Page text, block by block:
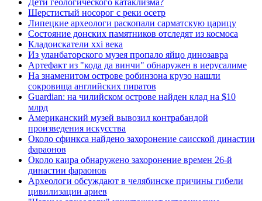
Дети геологического катаклизма?
Шерстистый носорог с реки осетр
Липецкие археологи раскопали сарматскую царицу
Состояние донских памятников отследят из космоса
Кладоискатели xxi века
Из уланбаторского музея пропало яйцо динозавра
Артефакт из "кода да винчи" обнаружен в иерусалиме
На знаменитом острове робинзона крузо нашли
сокровища английских пиратов
Guardian: на чилийском острове найден клад на $10
млрд
Американский музей вывозил контрабандой
произведения искусства
Около сфинкса найдено захоронение саисской династии
фараонов
Около каира обнаружено захоронение времен 26-й
династии фараонов
Археологи обсуждают в челябинске причины гибели
цивилизации ариев